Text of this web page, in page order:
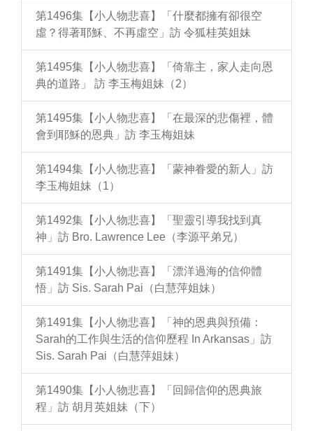
第1496集【小人物悲喜】「什麼都擁有卻很空
虛？得著耶穌、不再虛空」訪 令狐桂英姐妹
第1495集【小人物悲喜】「倚靠主，家人走向恩
典的道路」 訪 李玉梅姐妹（2）
第1495集【小人物悲喜】「在最深的悲傷裡，體
會到耶穌的恩典」訪 李玉梅姐妹
第1494集【小人物悲喜】「蒙神眷愛的新人」訪
李玉梅姐妹（1）
第1492集【小人物悲喜】「聖靈引導我找到真
神」訪 Bro. Lawrence Lee（李源平弟兄）
第1491集【小人物悲喜】「漂洋過海的信仰體
悟」訪 Sis. Sarah Pai（白慧萍姐妹）
第1491集【小人物悲喜】「神的恩典與預備：
Sarah的工作與生活的信仰歷程 In Arkansas」訪
Sis. Sarah Pai（白慧萍姐妹）
第1490集【小人物悲喜】「回歸信仰的恩典旅
程」訪 胡月英姐妹（下）